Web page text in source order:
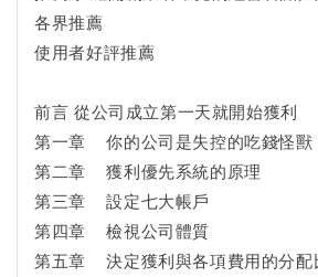
各界推薦
使用者好評推薦
前言 從公司成立第一天就開始獲利
第一章 你的公司是失控的吃錢怪獸
第二章 獲利優先系統的原理
第三章 設定七大帳戶
第四章 檢視公司體質
第五章 決定獲利與各項費用的分配